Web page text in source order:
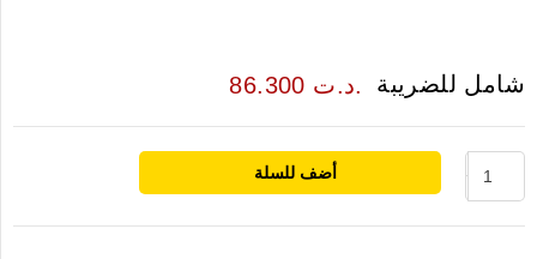
86.300 د.ت. شامل للضريبة
أضف للسلة